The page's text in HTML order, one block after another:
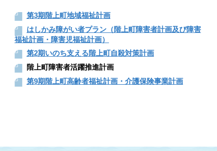
第3期階上町地域福祉計画
はしかみ障がい者プラン（階上町障害者計画及び障害
福祉計画・障害児福祉計画）
第2期いのち支える階上町自殺対策計画
階上町障害者活躍推進計画
第9期階上町高齢者福祉計画・介護保険事業計画